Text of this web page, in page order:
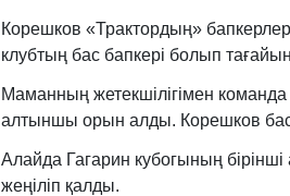
Корешков «Трактордың»
клубтың бас бапкері болып
Маманның жетекшілігімен
алтыншы орын алды. Корешков
Алайда Гагарин кубогының
жеңіліп қалды.